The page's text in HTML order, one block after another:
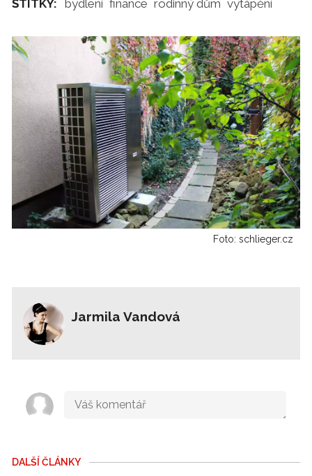
ŠTÍTKY: bydlení finance rodinný dům vytápění
Foto: schlieger.cz
Jarmila Vandová
DALŠÍ ČLÁNKY